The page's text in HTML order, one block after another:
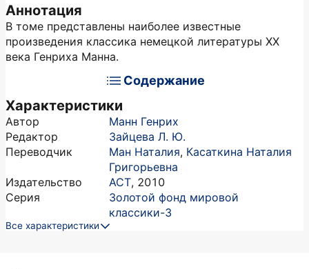
Аннотация
В томе представлены наиболее известные
произведения классика немецкой литературы XX
века Генриха Манна.
Содержание
Характеристики
Автор
Манн Генрих
Редактор
Зайцева Л. Ю.
Переводчик
Ман Наталия, Касаткина Наталия
Григорьевна
Издательство
АСТ, 2010
Серия
Золотой фонд мировой
классики-3
Все характеристики